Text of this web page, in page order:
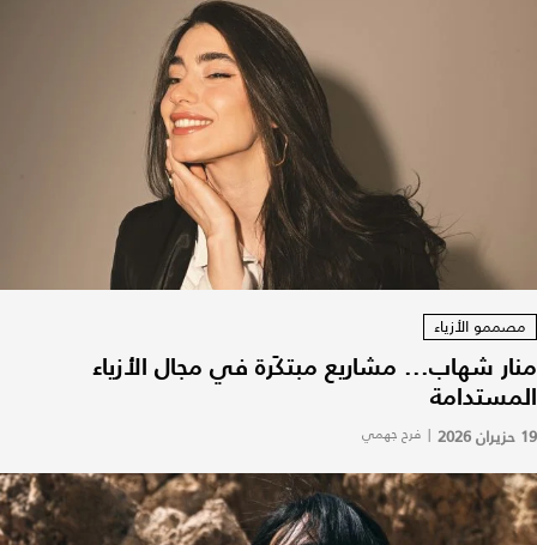
مصممو الأزياء
منار شهاب... مشاريع مبتكَرة في مجال الأزياء
المستدامة
19 حزيران 2026 | فرح جهمي